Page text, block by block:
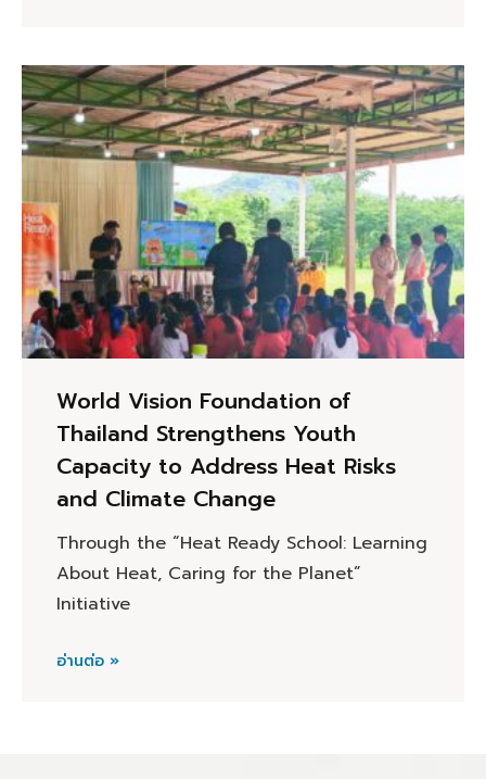
World Vision Foundation of
Thailand Strengthens Youth
Capacity to Address Heat Risks
and Climate Change
Through the “Heat Ready School: Learning
About Heat, Caring for the Planet”
Initiative
อ่านต่อ »